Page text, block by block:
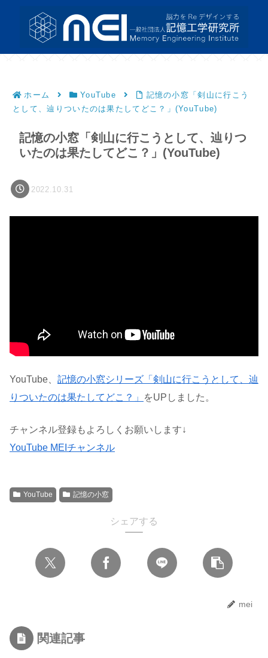
ホーム YouTube
記憶の小窓「剣山に行こう
として、辿りついたのは果たしてどこ？」(YouTube)
記憶の小窓「剣山に行こうとして、辿りつ
いたのは果たしてどこ？」(YouTube)
2022.10.31
YouTube、 記憶の小窓シリーズ「剣山に行こうとして、辿
りついたのは果たしてどこ？」
をUPしました。
チャンネル登録もよろしくお願いします↓
YouTube MEIチャンネル
YouTube 記憶の小窓
シェアする
mei
関連記事